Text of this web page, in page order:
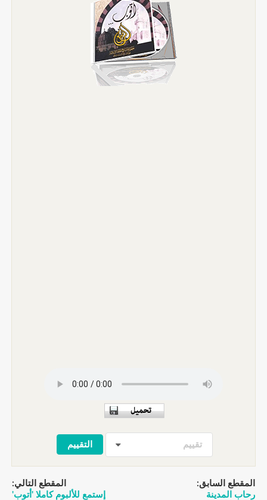
تقييم
المقطع السابق:
رحاب المدينة
المقطع التالي:
إستمع للألبوم كاملا 'أتوب'